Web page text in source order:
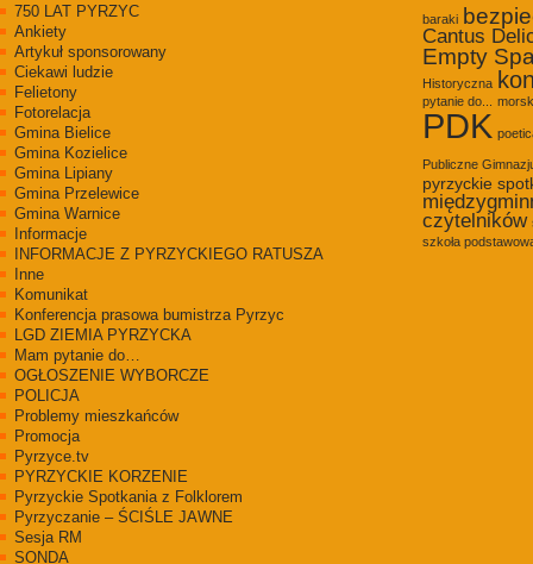
750 LAT PYRZYC
Ankiety
Artykuł sponsorowany
Ciekawi ludzie
Felietony
Fotorelacja
Gmina Bielice
Gmina Kozielice
Gmina Lipiany
Gmina Przelewice
Gmina Warnice
Informacje
INFORMACJE Z PYRZYCKIEGO RATUSZA
Inne
Komunikat
Konferencja prasowa bumistrza Pyrzyc
LGD ZIEMIA PYRZYCKA
Mam pytanie do…
OGŁOSZENIE WYBORCZE
POLICJA
Problemy mieszkańców
Promocja
Pyrzyce.tv
PYRZYCKIE KORZENIE
Pyrzyckie Spotkania z Folklorem
Pyrzyczanie – ŚCIŚLE JAWNE
Sesja RM
SONDA
baraki
Cantus
Empty
Historyczna
pytanie do...
PDK
Publiczne
pyrzyckie
czytelników
szkoła